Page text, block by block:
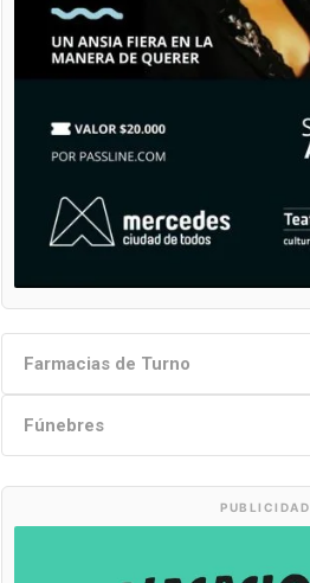
Farmacias de Turno
Fúnebres
PUBLICIDAD